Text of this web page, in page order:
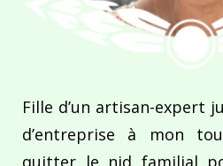
Fille d’un artisan-expert
d’entreprise à mon
quitter le nid familial